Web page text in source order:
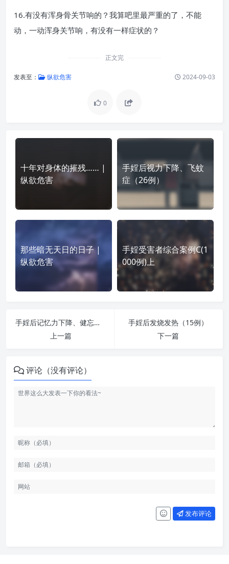
16.有没有浑身骨关节响的？我算吧里最严重的了，不能
动，一动浑身关节响，有没有一样症状的？
正文完
发表至： 纵欲危害 2024-09-03
0
十年对身体的摧残…… |
纵欲危害
手婬后视力下降、飞蚊
症（26例）
那些暗无天日的日子 |
纵欲危害
手婬受害者综合案例C(1
000例)上
手婬后记忆力下降、健忘（172例）
上一篇
手婬后发烧发热（15例）
下一篇
评论（没有评论）
发布评论